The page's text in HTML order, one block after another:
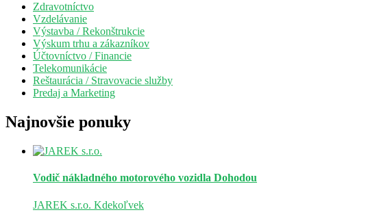
Zdravotníctvo
Vzdelávanie
Výstavba / Rekonštrukcie
Výskum trhu a zákazníkov
Účtovníctvo / Financie
Telekomunikácie
Reštaurácia / Stravovacie služby
Predaj a Marketing
Najnovšie ponuky
Vodič nákladného motorového vozidla Dohodou
JAREK s.r.o. Kdekoľvek